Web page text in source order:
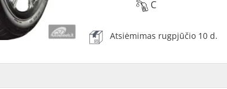
C
Atsiėmimas rugpjūčio 10 d.